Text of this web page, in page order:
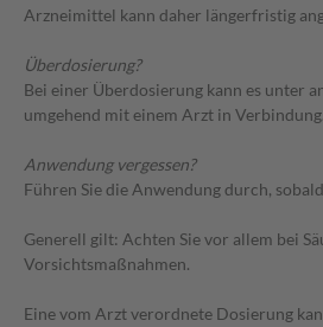
Arzneimittel kann daher längerfristig
Überdosierung?
Bei einer Überdosierung kann es unter
umgehend mit einem Arzt in Verbindung.
Anwendung vergessen?
Führen Sie die Anwendung durch,
Generell gilt: Achten Sie vor allem bei
Vorsichtsmaßnahmen.
Eine vom Arzt verordnete Dosierung